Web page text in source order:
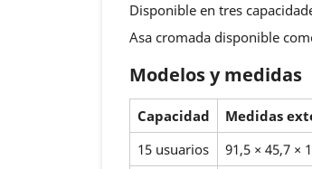
Disponible en tres
Asa cromada disponible
Modelos y medidas
Capacidad Medidas
15 usuarios
91,5 × 45,7 ×